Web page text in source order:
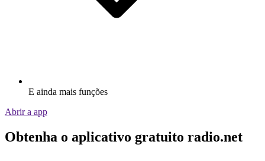
E ainda mais funções
Abrir a app
Obtenha o aplicativo gratuito radio.net